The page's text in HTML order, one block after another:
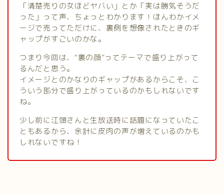
「清楚売りの女ほどヤバい」とか「実は勝気そうだ
った」って声、ちょっとわかります！ほんわかイメ
ージで売ってただけに、裏側を想像されたときのギ
ャップがすごいのかな。
つまり今回は、“裏の顔”ってテーマで盛り上がって
るんだと思う。
イメージとのかなりのギャップがあるからこそ、こ
ういう部分で盛り上がっているのかもしれないです
ね。
少し前に江頭さんと生放送時に話題になっていたこ
ともあるから、余計に皮肉の声が増えているのかも
しれないですね！